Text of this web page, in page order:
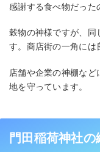
感謝する食べ物だった
穀物の神様ですが、同
す。商店街の一角には
店舗や企業の神棚な
地を守っています。
門田稲荷神社